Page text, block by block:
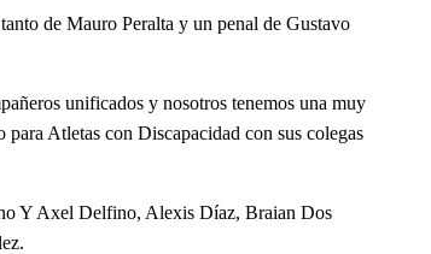
de Mauro Peralta y un penal de Gustavo
unificados y nosotros tenemos una muy
Atletas con Discapacidad con sus colegas
Y Axel Delfino, Alexis Díaz, Braian Dos